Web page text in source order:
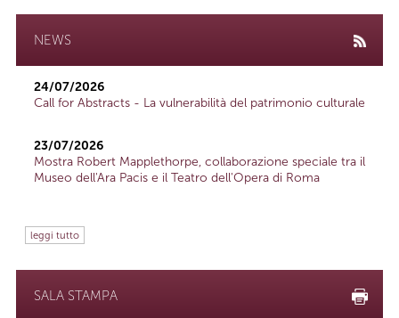
NEWS
24/07/2026
Call for Abstracts - La vulnerabilità del patrimonio culturale
23/07/2026
Mostra Robert Mapplethorpe, collaborazione speciale tra il
Museo dell'Ara Pacis e il Teatro dell'Opera di Roma
leggi tutto
SALA STAMPA